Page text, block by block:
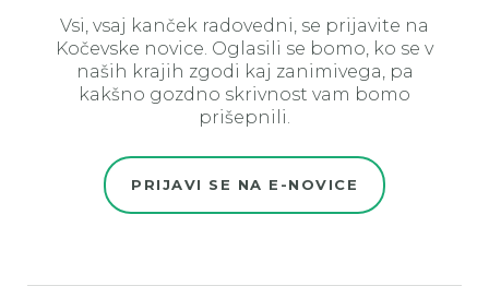
Vsi, vsaj kanček radovedni, se prijavite na
Kočevske novice. Oglasili se bomo, ko se v
naših krajih zgodi kaj zanimivega, pa
kakšno gozdno skrivnost vam bomo
prišepnili.
PRIJAVI SE NA E-NOVICE